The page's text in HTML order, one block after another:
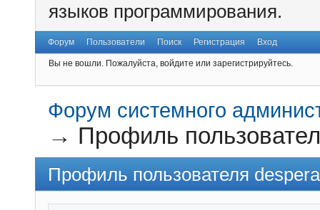
языков программирования.
Форум Пользователи Поиск Регистрация Вход
Вы не вошли. Пожалуйста, войдите или зарегистрируйтесь.
Форум системного
→ Профиль
Профиль пользователя